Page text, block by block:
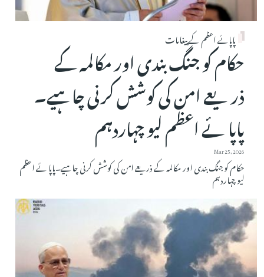
پاپائے اعظم کے پیغامات
حکام کو جنگ بندی اور مکالمہ کے
ذریعے امن کی کوشش کرنی چاہیے۔
پاپا ئے اعظم لیو چہاردہم
Mar 25, 2026
حکام کو جنگ بندی اور مکالمہ کے ذریعے امن کی کوشش کرنی چاہیے۔پاپا ئے اعظم
لیو چہاردہم